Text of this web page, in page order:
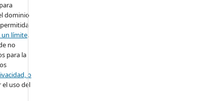
dominio
un límite.
no
para la
o
uso del